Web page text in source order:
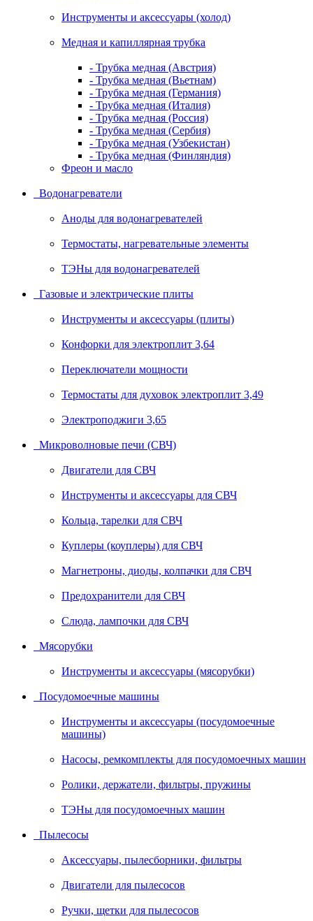
Инструменты и аксессуары (холод)
Медная и капиллярная трубка
- Трубка медная (Австрия)
- Трубка медная (Вьетнам)
- Трубка медная (Германия)
- Трубка медная (Италия)
- Трубка медная (Россия)
- Трубка медная (Сербия)
- Трубка медная (Узбекистан)
- Трубка медная (Финляндия)
Фреон и масло
Водонагреватели
Аноды для водонагревателей
Термостаты, нагревательные элементы
ТЭНы для водонагревателей
Газовые и электрические плиты
Инструменты и аксессуары (плиты)
Конфорки для электроплит 3,64
Переключатели мощности
Термостаты для духовок электроплит 3,49
Электроподжиги 3,65
Микроволновые печи (СВЧ)
Двигатели для СВЧ
Инструменты и аксессуары для СВЧ
Кольца, тарелки для СВЧ
Куплеры (коуплеры) для СВЧ
Магнетроны, диоды, колпачки для СВЧ
Предохранители для СВЧ
Слюда, лампочки для СВЧ
Мясорубки
Инструменты и аксессуары (мясорубки)
Посудомоечные машины
Инструменты и аксессуары (посудомоечные
машины)
Насосы, ремкомплекты для посудомоечных машин
Ролики, держатели, фильтры, пружины
ТЭНы для посудомоечных машин
Пылесосы
Аксессуары, пылесборники, фильтры
Двигатели для пылесосов
Ручки, щетки для пылесосов